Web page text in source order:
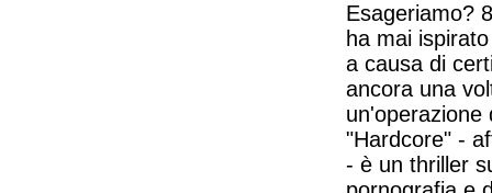
Esageriamo?
ha mai
a causa di
ancora una
un'operazione
"Hardcore" -
- è un thriller